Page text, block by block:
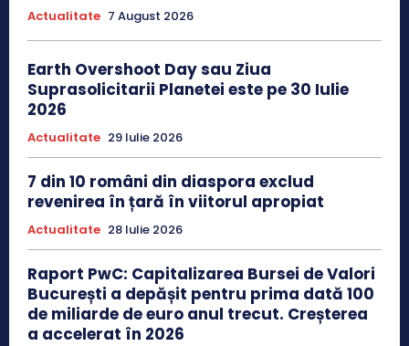
Actualitate 7 August 2026
Earth Overshoot Day sau Ziua
Suprasolicitarii Planetei este pe 30 Iulie
2026
Actualitate 29 Iulie 2026
7 din 10 români din diaspora exclud
revenirea în țară în viitorul apropiat
Actualitate 28 Iulie 2026
Raport PwC: Capitalizarea Bursei de Valori
București a depășit pentru prima dată 100
de miliarde de euro anul trecut. Creșterea
a accelerat în 2026